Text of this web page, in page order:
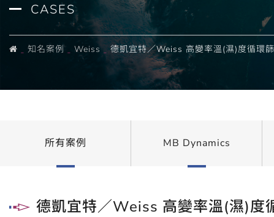
CASES
知名案例 Weiss 德凱宜特／Weiss 高變率溫(濕)度循環
所有案例 MB Dynamics
德凱宜特／Weiss 高變率溫(濕)度